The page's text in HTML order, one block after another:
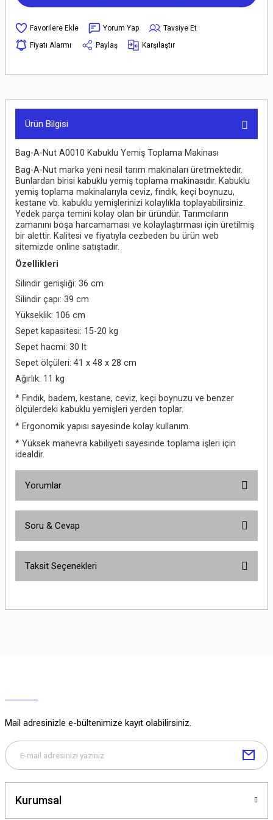
Yorum Yap
Tavsiye Et
Fiyatı Alarmı
Paylaş Karşılaştır
Ürün Bilgisi
Bag-A-Nut A0010 Kabuklu Yemiş Toplama Makinası
Bag-A-Nut marka yeni nesil tarım makinaları üretmektedir.
Bunlardan birisi kabuklu yemiş toplama makinasıdır. Kabuklu
yemiş toplama makinalarıyla ceviz, fındık, keçi boynuzu,
kestane vb. kabuklu yemişlerinizi kolaylıkla toplayabilirsiniz.
Yedek parça temini kolay olan bir üründür. Tarımcıların
zamanını boşa harcamaması ve kolaylaştırması için üretilmiş
bir alettir. Kalitesi ve fiyatıyla cezbeden bu ürün web
sitemizde online satıştadır.
Özellikleri
Silindir genişliği: 36 cm
Silindir çapı: 39 cm
Yükseklik: 106 cm
Sepet kapasitesi: 15-20 kg
Sepet hacmi: 30 lt
Sepet ölçüleri: 41 x 48 x 28 cm
Ağırlık: 11 kg
* Fındık, badem, kestane, ceviz, keçi boynuzu ve benzer
ölçülerdeki kabuklu yemişleri yerden toplar.
* Ergonomik yapısı sayesinde kolay kullanım.
* Yüksek manevra kabiliyeti sayesinde toplama işleri için
idealdir.
Yorumlar
Soru & Cevap
Soru Sor
Taksit Seçenekleri
Mail adresinizle e-bültenimize kayıt olabilirsiniz.
Kurumsal